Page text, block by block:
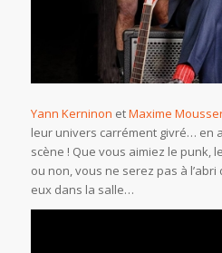
Yann Kerninon etMaxime
leur univers carrément givré… en
scène ! Que vous aimiez le punk,
ou non, vous ne serez pas à l’abri
eux dans la salle…